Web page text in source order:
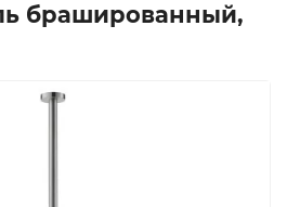
брашированный,